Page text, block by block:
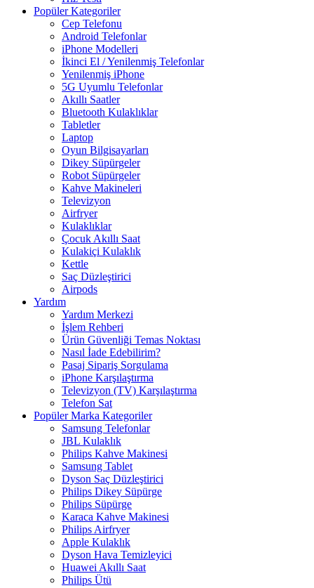
Popüler Kategoriler
Cep Telefonu
Android Telefonlar
iPhone Modelleri
İkinci El / Yenilenmiş Telefonlar
Yenilenmiş iPhone
5G Uyumlu Telefonlar
Akıllı Saatler
Bluetooth Kulaklıklar
Tabletler
Laptop
Oyun Bilgisayarları
Dikey Süpürgeler
Robot Süpürgeler
Kahve Makineleri
Televizyon
Airfryer
Kulaklıklar
Çocuk Akıllı Saat
Kulakiçi Kulaklık
Kettle
Saç Düzleştirici
Airpods
Yardım
Yardım Merkezi
İşlem Rehberi
Ürün Güvenliği Temas Noktası
Nasıl İade Edebilirim?
Pasaj Sipariş Sorgulama
iPhone Karşılaştırma
Televizyon (TV) Karşılaştırma
Telefon Sat
Popüler Marka Kategoriler
Samsung Telefonlar
JBL Kulaklık
Philips Kahve Makinesi
Samsung Tablet
Dyson Saç Düzleştirici
Philips Dikey Süpürge
Philips Süpürge
Karaca Kahve Makinesi
Philips Airfryer
Apple Kulaklık
Dyson Hava Temizleyici
Huawei Akıllı Saat
Philips Ütü